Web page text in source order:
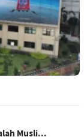
Musli…